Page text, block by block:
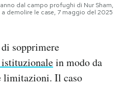
dal campo profughi di Nur Sham,
demolire le case, 7 maggio del 2025
sopprimere
in modo da
limitazioni. Il caso